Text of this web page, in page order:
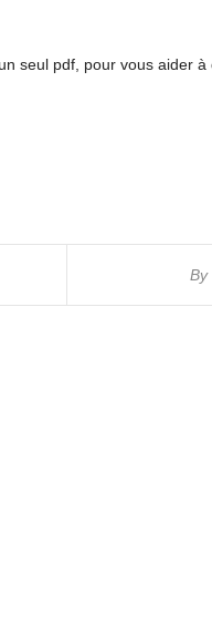
seul pdf, pour vous aider
By